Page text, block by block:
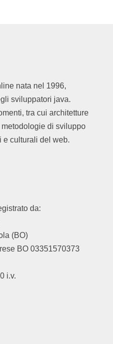
nata nel 1996,
sviluppatori java.
tra cui architetture
di sviluppo
e culturali del web.
da:
(BO)
BO 03351570373
i.v.